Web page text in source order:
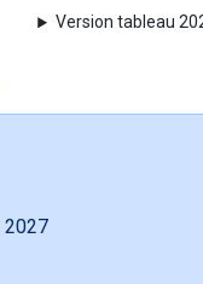
Version tableau
2027